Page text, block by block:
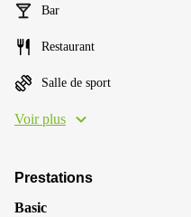
Bar
Restaurant
Salle de sport
Voir plus
Prestations
Basic